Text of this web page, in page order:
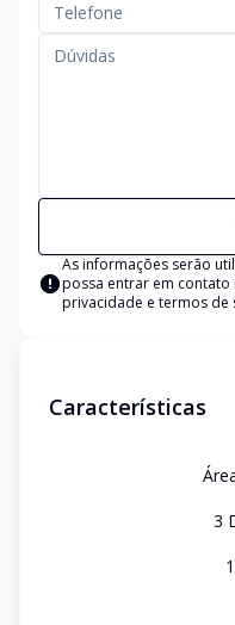
As informações serão
possa entrar em
privacidade e termos de
Características
3
1